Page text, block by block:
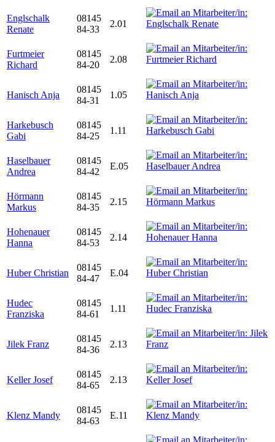
Englschalk
Renate
08145
84-33
2.01
Furtmeier
Richard
08145
84-20
2.08
Hanisch Anja
08145
84-31
1.05
Harkebusch
Gabi
08145
84-25
1.11
Haselbauer
Andrea
08145
84-42
E.05
Hörmann
Markus
08145
84-35
2.15
Hohenauer
Hanna
08145
84-53
2.14
Huber Christian
08145
84-47
E.04
Hudec
Franziska
08145
84-61
1.11
Jilek Franz
08145
84-36
2.13
Keller Josef
08145
84-65
2.13
Klenz Mandy
08145
84-63
E.11